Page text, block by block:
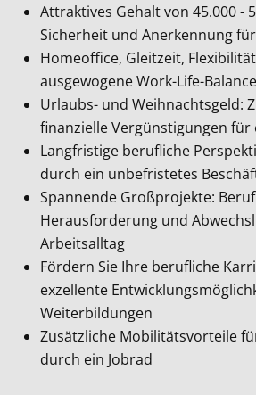
Attraktives Gehalt von 45.000 -
Sicherheit und Anerkennung
Homeoffice, Gleitzeit,
ausgewogene Work-Life-Balance
Urlaubs- und Weihnachtsgeld:
finanzielle Vergünstigungen für
Langfristige berufliche
durch ein unbefristetes
Spannende Großprojekte:
Herausforderung und
Arbeitsalltag
Fördern Sie Ihre berufliche
exzellente
Weiterbildungen
Zusätzliche Mobilitätsvorteile
durch ein Jobrad